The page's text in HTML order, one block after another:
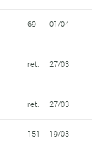
69 01/04
ret. 27/03
ret. 27/03
151 19/03